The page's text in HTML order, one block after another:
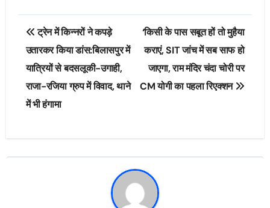
Post
navigation
ट्रेन में किन्नरों ने कपड़े
उतारकर किया डांस:बिलासपुर में
यात्रियों से बदसलूकी-उगाही,
राजा-रजिया ग्रुप में विवाद, थाने
में भी हंगामा
‘किसी के पास सबूत हों तो मुहैया
कराएं, SIT जांच में सब साफ हो
जाएगा, राम मंदिर चंदा चोरी पर
CM योगी का पहला रिएक्शन